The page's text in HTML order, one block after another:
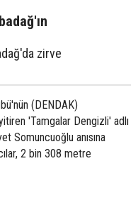
zirve
(DENDAK)
'Tamgalar Dengizli' adlı
Somuncuoğlu anısına
2 bin 308 metre